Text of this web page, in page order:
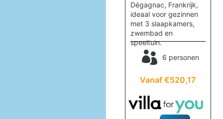
Dégagnac, Frankrijk,
ideaal voor gezinnen
met 3 slaapkamers,
zwembad en
speeltuin.
6 personen
Vanaf €520,17